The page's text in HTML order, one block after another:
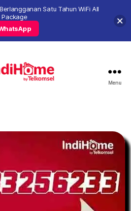
Menu
Satu Tahun WiFi All
Package